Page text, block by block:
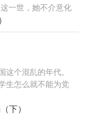
要我的命，带我的
要将所失去的一件
九州！一如军营
世的死对头，那
一世，她不介意化
看仇人在脚下痛苦
心， 搅动这江天万
上谁下？ 吹皱一池
个混乱的年代。
生怎么就不能为党
下）